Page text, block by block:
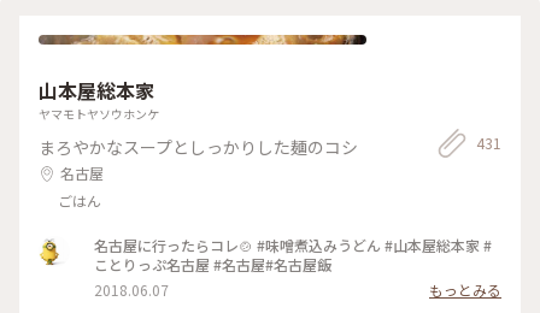
日は予約をした方がいいようです😊 #わたしの街 #名古屋 #ラ
山本屋総本家
ヤマモトヤソウホンケ
まろやかなスープとしっかりした麺のコシ
名古屋
ごはん
431
名古屋に行ったらコレ🍲 #味噌煮込みうどん #山本屋総本家 #
ことりっぷ名古屋 #名古屋#名古屋飯
2018.06.07
もっとみる